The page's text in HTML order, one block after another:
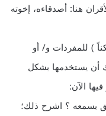
هنا: أصدقاءه، إخوته
) للمفردات و/ أو
أن يستخدمها بشكل
الآن:
بسمعه ؟ اشرح ذلك؛